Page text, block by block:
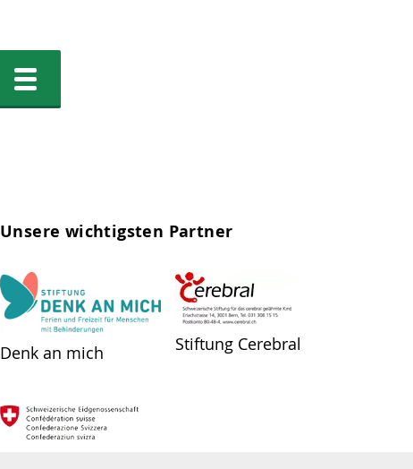
Unsere wichtigsten Partner
Denk an mich Stiftung Cerebral